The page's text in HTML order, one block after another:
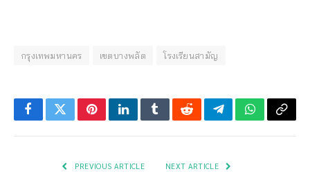
กรุงเทพมหานคร เขตบางพลัด โรงเรียนสามัญ
FacebookTwitterPinterestLinkedInTumblrRedditTelegramWhatsApp
Copy
PREVIOUS ARTICLE NEXT ARTICLE